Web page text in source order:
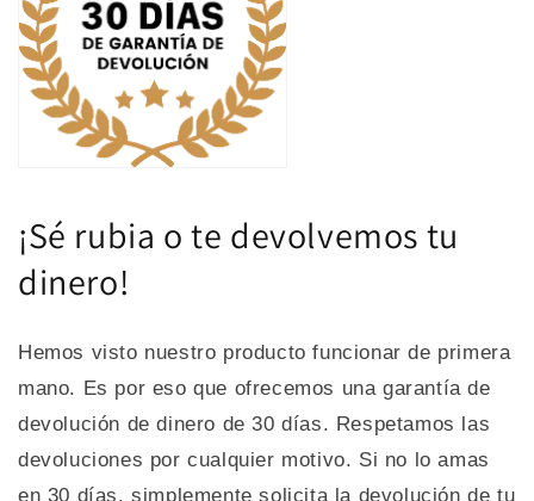
¡Sé rubia o te devolvemos tu
dinero!
Hemos visto nuestro producto funcionar de primera
mano. Es por eso que ofrecemos una garantía de
devolución de dinero de 30 días. Respetamos las
devoluciones por cualquier motivo. Si no lo amas
en 30 días,simplemente solicita la devolución de tu